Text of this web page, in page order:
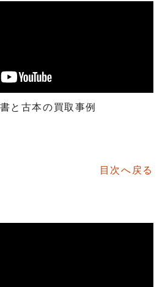
と古本の買取事例
目次へ戻る